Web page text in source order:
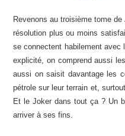
Revenons au troisième tome de
résolution plus ou moins
se connectent habilement avec
explicité, on comprend aussi
aussi on saisit davantage les
pétrole sur leur terrain et,
Et le Joker dans tout ça ? Un
arriver à ses fins.